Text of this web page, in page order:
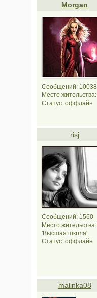
Morgan
Сообщений: 10038
Место жительства:
Статус: оффлайн
risj
Сообщений: 1560
Место жительства:
'Высшая школа'
Статус: оффлайн
malinka08